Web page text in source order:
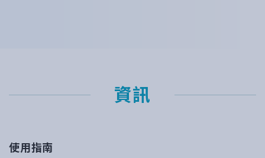
資訊
使用指南